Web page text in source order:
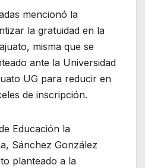
mencionó la
la gratuidad en la
misma que se
ante la Universidad
UG para reducir en
de inscripción.
Educación la
Sánchez González
planteado a la